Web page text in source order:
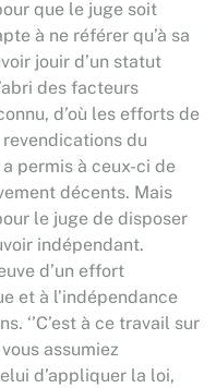
que le juge soit
à ne référer qu’à sa
jouir d’un statut
des facteurs
d’où les efforts de
du
permis à ceux-ci de
décents. Mais
le juge de disposer
indépendant.
d’un effort
et à l’indépendance
‘’C’est à ce travail sur
assumiez
d’appliquer la loi,